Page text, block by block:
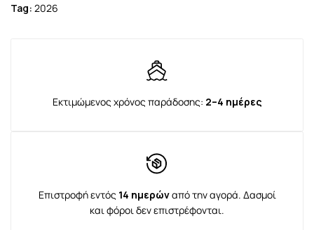
Tag: 2026
Εκτιμώμενος χρόνος παράδοσης: 2–4 ημέρες
Επιστροφή εντός 14 ημερώναπό την αγορά. Δασμοί
και φόροι δεν επιστρέφονται.